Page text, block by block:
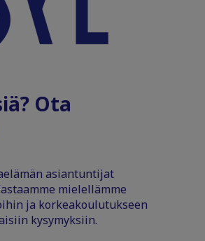
Ota
asiantuntijat
mielellämme
ja korkeakoulutukseen
kysymyksiin.